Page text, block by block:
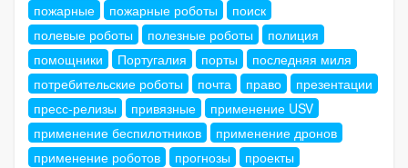
пожарные
пожарные роботы
поиск
полевые роботы
полезные роботы
полиция
помощники
Португалия порты
последняя миля
потребительские роботы
почта право
презентации
пресс-релизы
привязные
применение USV
применение беспилотников
применение дронов
применение роботов
прогнозы
проекты